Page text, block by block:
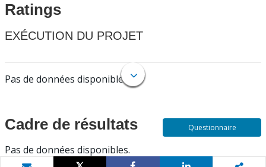
Ratings
EXÉCUTION DU PROJET
Pas de données disponibles.
Cadre de résultats
Pas de données disponibles.
Questionnaire